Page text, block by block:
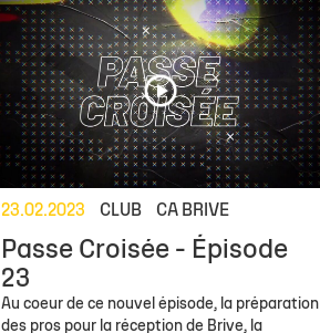
23.02.2023 CLUB CA BRIVE
Passe Croisée - Épisode
23
Au coeur de ce nouvel épisode, la préparation
des pros pour la réception de Brive, la